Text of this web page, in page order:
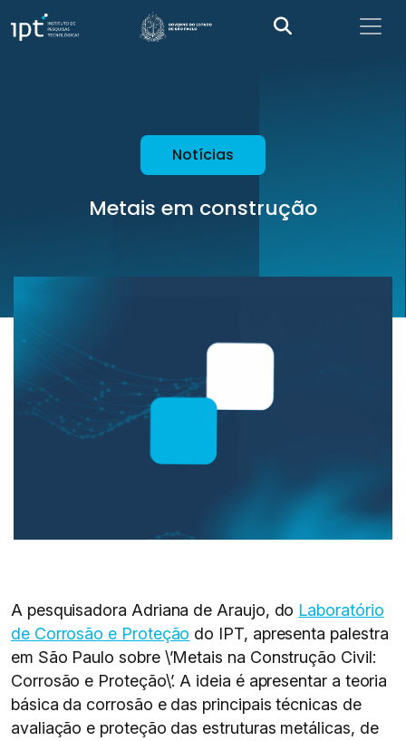
Notícias
Metais em construção
A pesquisadora Adriana de Araujo, do Laboratório
de Corrosão e Proteção do IPT, apresenta palestra
em São Paulo sobre \’Metais na Construção Civil:
Corrosão e Proteção\’. A ideia é apresentar a teoria
básica da corrosão e das principais técnicas de
avaliação e proteção das estruturas metálicas, de